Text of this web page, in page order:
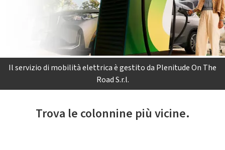
Il servizio di mobilità elettrica è gestito da Plenitude On The
Road S.r.l.
Trova le colonnine più vicine.